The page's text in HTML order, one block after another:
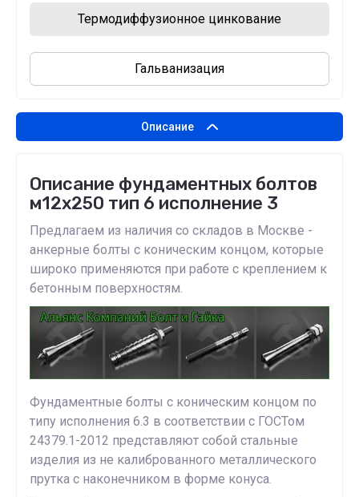
Термодиффузионное цинкование
Гальванизация
Описание
Описание фундаментных болтов
м12х250 тип 6 исполнение 3
Предлагаем из наличия со складов в Москве -
анкерные болты с коническим концом, которые
широко применяются при работе с креплением к
бетонным поверхностям.
Фундаментные болты с коническим концом по
типу исполнения 6.3 в соответствии с ГОСТом
24379.1-2012 представляют собой стальные
изделия из не калиброванного металлического
прутка с наконечником в форме конуса.